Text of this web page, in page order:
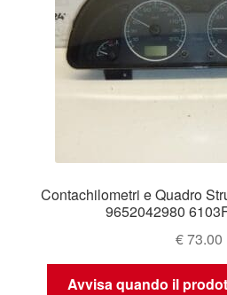
Contachilometri e Quadro
9652042980
€73.00
Avvisa quando il